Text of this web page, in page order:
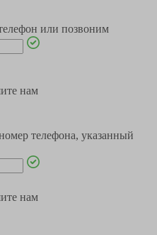
или позвоним
нам
телефона, указанный
нам